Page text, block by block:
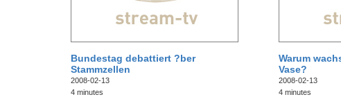
Bundestag debattiert ?ber
Stammzellen
2008-02-13
4 minutes
Warum
Vase?
2008-02-13
4 minutes